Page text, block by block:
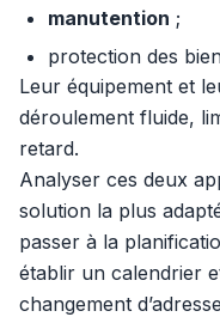
manutention ;
protection des
Leur équipement et
déroulement fluide,
retard.
Analyser ces deux
solution la plus
passer à la
établir un calendrier
changement